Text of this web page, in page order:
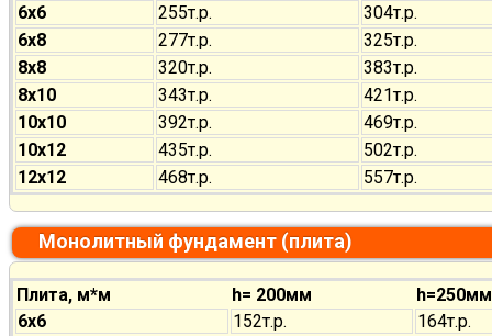
6х6
255т.р.
304т.р.
6х8
277т.р.
325т.р.
8х8
320т.р.
383т.р.
8х10
343т.р.
421т.р.
10х10
392т.р.
469т.р.
10х12
435т.р.
502т.р.
12х12
468т.р. 557т.р.
Монолитный фундамент (плита)
Плита, м*м h= 200мм
h=250мм
6х6
152т.р.
164т.р.